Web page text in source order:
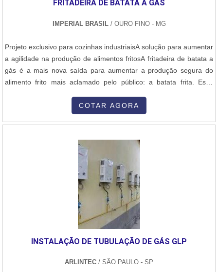
FRITADEIRA DE BATATA A GÁS
IMPERIAL BRASIL/ OURO FINO - MG
Projeto exclusivo para cozinhas industriaisA solução para aumentar
a agilidade na produção de alimentos fritosA fritadeira de batata a
gás é a mais nova saída para aumentar a produção segura do
alimento frito mais aclamado pelo público: a batata frita. Essa
agregando maior segurança e focando na prevenção de acidentes
COTAR AGORA
INSTALAÇÃO DE TUBULAÇÃO DE GÁS GLP
ARLINTEC / SÃO PAULO - SP